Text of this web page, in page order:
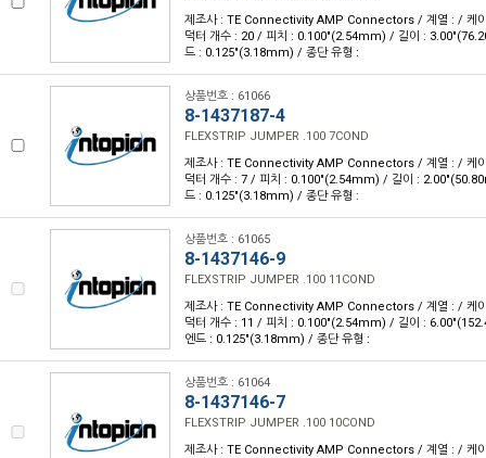
제조사 : TE Connectivity AMP Connectors / 계열 : / 케
덕터 개수 : 20 / 피치 : 0.100"(2.54mm) / 길이 :
드 : 0.125"(3.18mm) / 종단 유형 :
상품번호 : 61066
8-1437187-4
FLEXSTRIP JUMPER .100 7COND
제조사 : TE Connectivity AMP Connectors / 계열 : / 케
덕터 개수 : 7 / 피치 : 0.100"(2.54mm) / 길이 :
드 : 0.125"(3.18mm) / 종단 유형 :
상품번호 : 61065
8-1437146-9
FLEXSTRIP JUMPER .100 11COND
제조사 : TE Connectivity AMP Connectors / 계열 : / 케
덕터 개수 : 11 / 피치 : 0.100"(2.54mm) / 길이 :
엔드 : 0.125"(3.18mm) / 종단 유형 :
상품번호 : 61064
8-1437146-7
FLEXSTRIP JUMPER .100 10COND
제조사 : TE Connectivity AMP Connectors / 계열 : / 케